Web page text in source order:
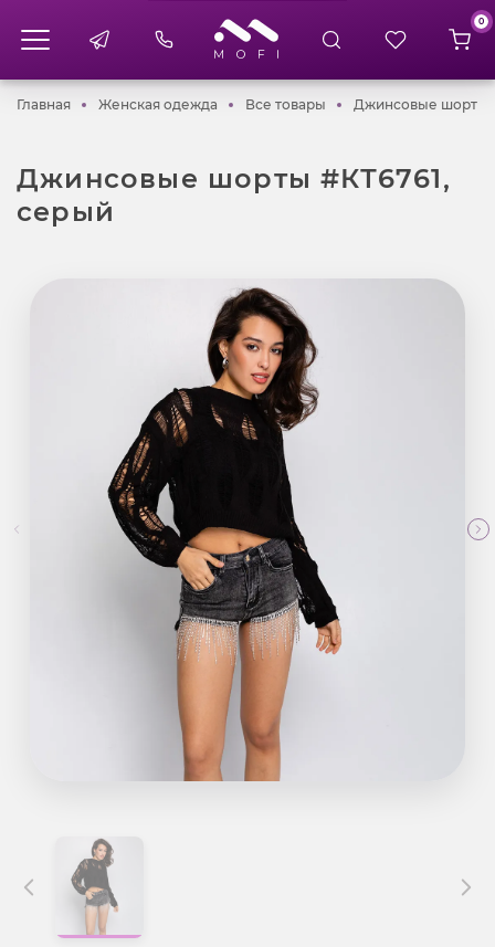
0
ГлавнаяГлавнаяЖенская одежда Женская одежда
Все товары Все товары
Джинсовые шорты
Джинсовые шорты #КТ6761,
серый